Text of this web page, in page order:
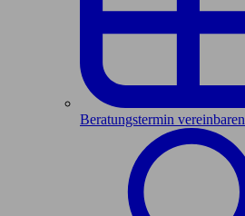
Beratungstermin vereinbaren